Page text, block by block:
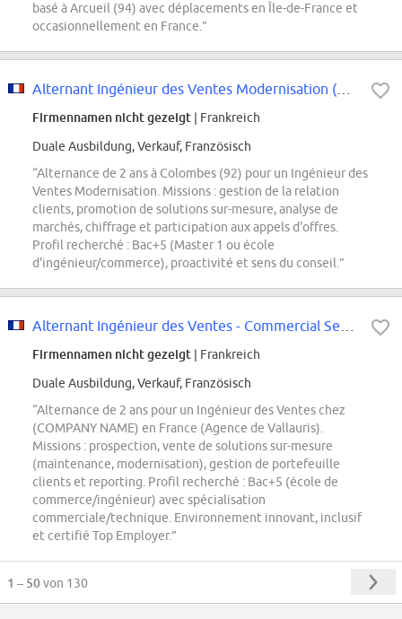
basé à Arcueil (94) avec déplacements en Île-de-France et
occasionnellement en France.”
Firmennamen nicht gezeigt | Frankreich
Duale Ausbildung, Verkauf, Französisch
“Alternance de 2 ans à Colombes (92) pour un Ingénieur des
Ventes Modernisation. Missions : gestion de la relation
clients, promotion de solutions sur-mesure, analyse de
marchés, chiffrage et participation aux appels d'offres.
Profil recherché : Bac+5 (Master 1 ou école
d'ingénieur/commerce), proactivité et sens du conseil.”
Firmennamen nicht gezeigt | Frankreich
Duale Ausbildung, Verkauf, Französisch
“Alternance de 2 ans pour un Ingénieur des Ventes chez
(COMPANY NAME) en France (Agence de Vallauris).
Missions : prospection, vente de solutions sur-mesure
(maintenance, modernisation), gestion de portefeuille
clients et reporting. Profil recherché : Bac+5 (école de
commerce/ingénieur) avec spécialisation
commerciale/technique. Environnement innovant, inclusif
et certifié Top Employer.”
1 – 50von 130